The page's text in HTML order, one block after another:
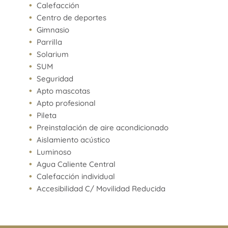
Calefacción
Centro de deportes
Gimnasio
Parrilla
Solarium
SUM
Seguridad
Apto mascotas
Apto profesional
Pileta
Preinstalación de aire acondicionado
Aislamiento acústico
Luminoso
Agua Caliente Central
Calefacción individual
Accesibilidad C/ Movilidad Reducida